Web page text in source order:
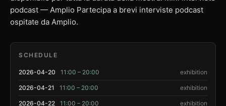
podcast — Amplio Partecipa a brevi interviste podcast
ospitate da Amplio.
SCHEDULE
2026-04-20 11:00 – 20:00 exhibition
2026-04-21 11:00 – 20:00 exhibition
2026-04-22 11:00 – 20:00 exhibition